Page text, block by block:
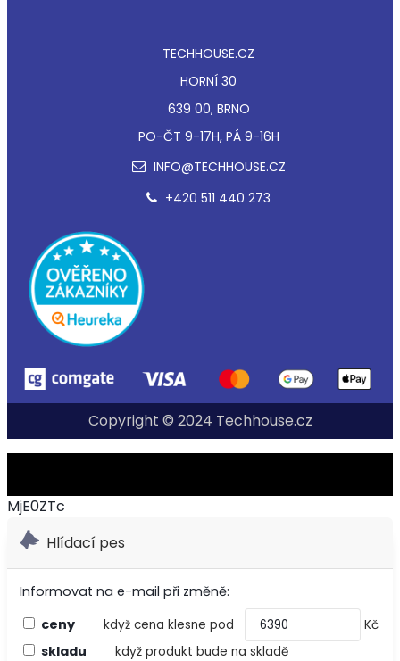
TECHHOUSE.CZ
HORNÍ 30
639 00, BRNO
PO-ČT 9-17H, PÁ 9-16H
INFO@TECHHOUSE.CZ
+420 511 440 273
Copyright © 2024 Techhouse.cz
MjE0ZTc
Hlídací pes
Informovat na e-mail při změně:
ceny
když cena klesne pod Kč
skladu když produkt bude na skladě